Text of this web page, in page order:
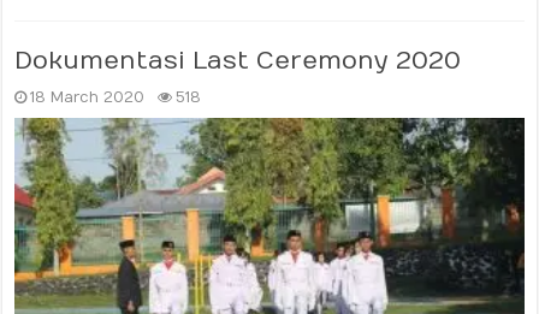
Dokumentasi Last Ceremony 2020
18 March 2020 518